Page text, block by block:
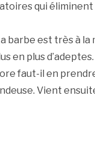
qui éliminent
barbe est très à la
en plus
faut-il en
Vient